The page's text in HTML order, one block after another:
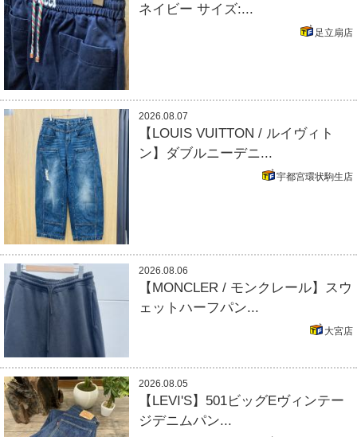
ネイビー サイズ:...
足立扇店
2026.08.07
【LOUIS VUITTON / ルイヴィト
ン】ダブルニーデニ...
宇都宮環状駒生店
2026.08.06
【MONCLER / モンクレール】スウ
ェットハーフパン...
大宮店
2026.08.05
【LEVI'S】501ビッグEヴィンテー
ジデニムパン...